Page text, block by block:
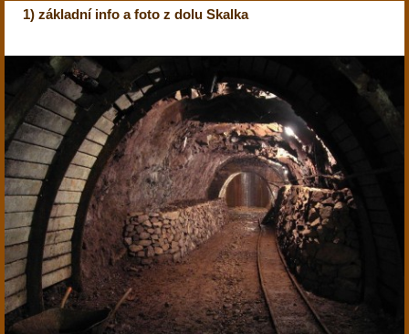
1) základní info a foto z dolu Skalka